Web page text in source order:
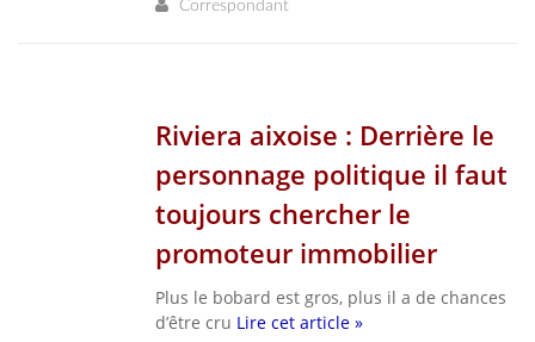
Correspondant
Riviera aixoise : Derrière le
personnage politique il faut
toujours chercher le
promoteur immobilier
Plus le bobard est gros, plus il a de chances
d’être cru Lire cet article »